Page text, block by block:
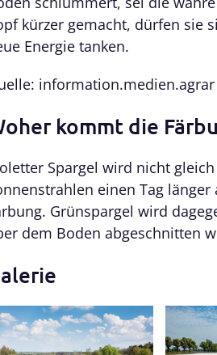
kürzer gemacht, dürfen sie
Energie tanken.
information.medien.agrar
kommt die
Spargel wird nicht
einen Tag
Grünspargel wird
dem Boden abgeschnitten